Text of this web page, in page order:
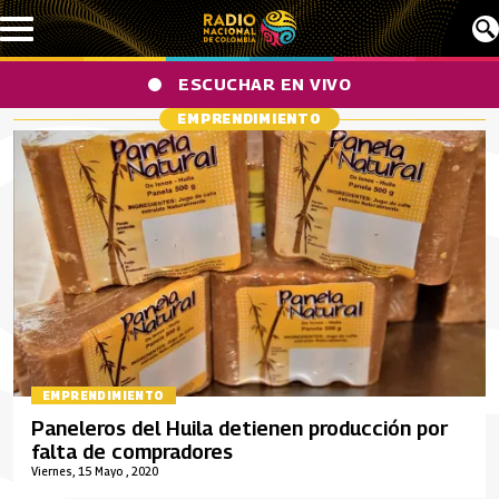
Pasar al contenido principal
ESCUCHAR EN VIVO
EMPRENDIMIENTO
EMPRENDIMIENTO
Viernes, 15 Mayo , 2020
Paneleros del Huila detienen producción por
falta de compradores